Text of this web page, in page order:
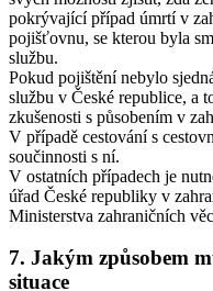
pokrývající případ úmrtí v
pojišťovnu, se kterou byla
službu.
Pokud pojištění nebylo
službu v České republice, a
zkušenosti s působením v
V případě cestování s
součinnosti s ní.
V ostatních případech je
úřad České republiky v
Ministerstva zahraničních
7. Jakým způsobem
situace